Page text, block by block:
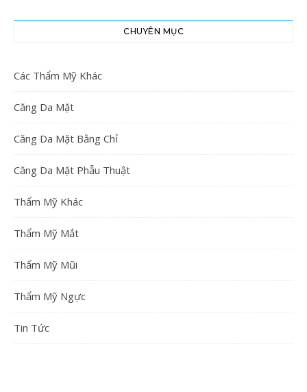
CHUYÊN MỤC
Các Thẩm Mỹ Khác
Căng Da Mặt
Căng Da Mặt Bằng Chỉ
Căng Da Mặt Phẫu Thuật
Thẩm Mỹ Khác
Thẩm Mỹ Mắt
Thẩm Mỹ Mũi
Thẩm Mỹ Ngực
Tin Tức